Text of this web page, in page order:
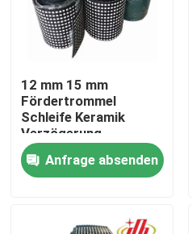
Startseite
12 mm 15 mm
Fördertrommel
Schleife Keramik
Verzögerung
Anfrage absenden